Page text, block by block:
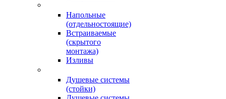
Напольные
(отдельностоящие)
Встраиваемые
(скрытого
монтажа)
Изливы
Душевые системы
(стойки)